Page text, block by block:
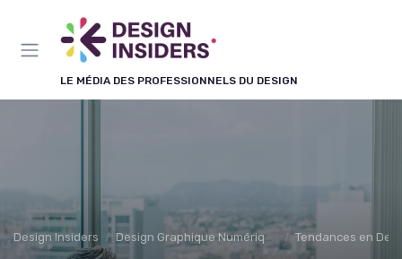
LE MÉDIA DES PROFESSIONNELS DU DESIGN
Design Insiders Design Graphique Numérique Tendances en